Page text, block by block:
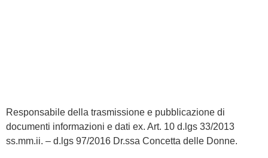
Responsabile della trasmissione e pubblicazione di
documenti informazioni e dati ex. Art. 10 d.lgs 33/2013
ss.mm.ii. – d.lgs 97/2016 Dr.ssa Concetta delle Donne.